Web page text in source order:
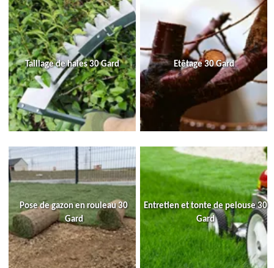
Taillage de haies 30 Gard Etêtage 30 Gard
Pose de gazon en rouleau 30
Gard
Entretien et tonte de pelouse 30
Gard